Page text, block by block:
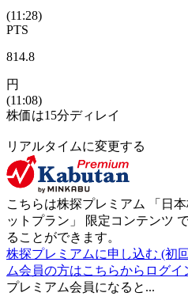
(11:28)
PTS
814.8
円
(11:08)
株価は15分ディレイ
リアルタイムに変更する
こちらは株探プレミアム 「 日
ットプラン 」 限定コンテンツ
ることができます。
株探プレミアムに申し込む (初
ム会員の方はこちらからログイ
プレミアム会員になると...